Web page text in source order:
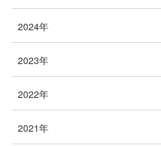
2024年
2023年
2022年
2021年